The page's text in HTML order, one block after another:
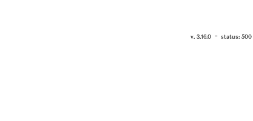
v. 3.16.0- status: 500